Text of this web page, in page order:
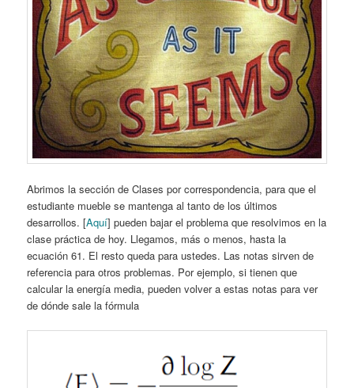
Abrimos la sección de Clases por correspondencia, para que el
estudiante mueble se mantenga al tanto de los últimos
desarrollos. [Aquí] pueden bajar el problema que resolvimos en la
clase práctica de hoy. Llegamos, más o menos, hasta la
ecuación 61. El resto queda para ustedes. Las notas sirven de
referencia para otros problemas. Por ejemplo, si tienen que
calcular la energía media, pueden volver a estas notas para ver
de dónde sale la fórmula